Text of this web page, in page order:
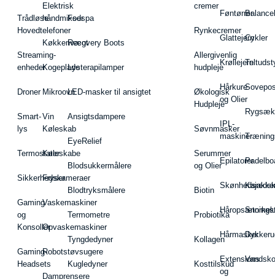
Trådløse
Hovedtelefoner
Streaming-
enheder
Droner
Smart-
lys
Termostater
Sikkerhedskameraer
Gaming
og
Konsoller
Gaming-
Headsets
Elektrisk
håndmikser
Køkkenvægt
Kogeplade
Mikroovn
Vin
Køleskab
Køleskabe
Fryser
Vaskemaskiner
Opvaskemaskiner
Robotstøvsugere
Damprensere
Fodspa
Recovery Boots
Lysterapilamper
LED-masker til ansigtet
Ansigtsdampere
EyeRelief
Blodsukkermålere
Blodtryksmålere
Termometre
Tyngdedyner
Kugledyner
cremer
Rynkecremer
Allergivenlig
hudpleje
Økologisk
Hudpleje
Søvnmasker
Serummer
og Olier
Biotin
Probiotika
Kollagen
Kosttilskud
Føntørrer
Glattejern
Krøllejern
Hårkure
og Olier
IPL-
maskiner
Epilatorer
Hårmasker
Extensions
og
Cykler
Vandsko